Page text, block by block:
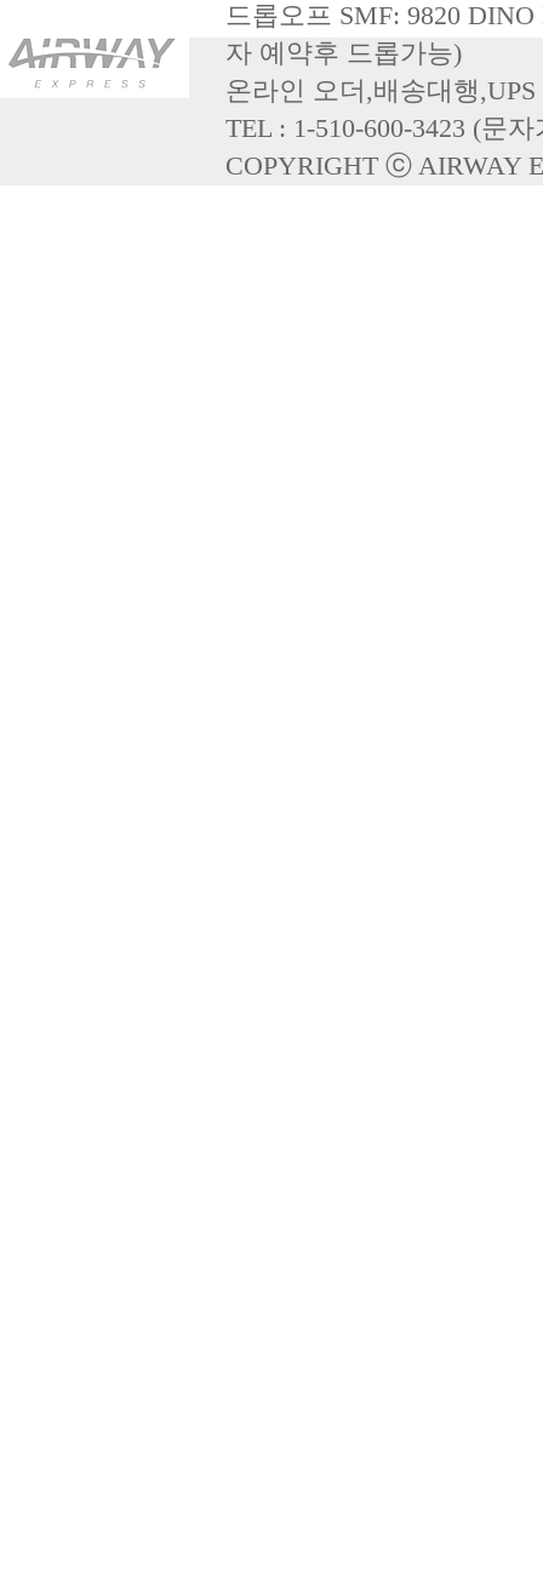
드롭오프
자예약후드롭가능)
온라인오더,배송대행
TEL:1-510-600-3423(문자